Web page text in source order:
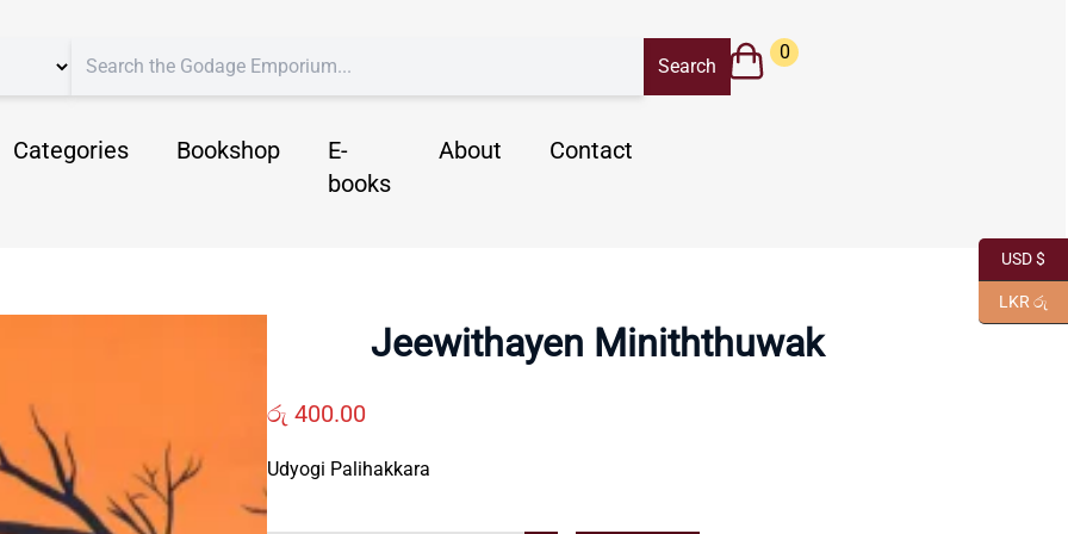
Categories Bookshop
E-
books
About Contact
0
Jeewithayen Miniththuwak
රු 400.00
Udyogi Palihakkara
USD $
LKR රු